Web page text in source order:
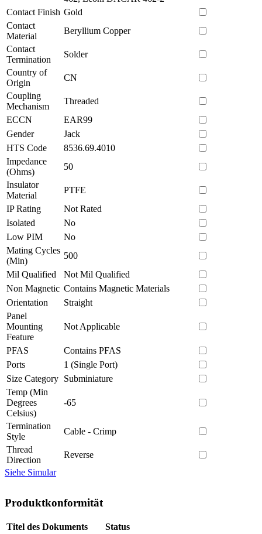
Contact Finish Gold
Contact
Material
Beryllium Copper
Contact
Termination
Solder
Country of
Origin
CN
Coupling
Mechanism
Threaded
ECCN
EAR99
Gender
Jack
HTS Code
8536.69.4010
Impedance
(Ohms)
50
Insulator
Material
PTFE
IP Rating
Not Rated
Isolated
No
Low PIM
No
Mating Cycles
(Min)
500
Mil Qualified
Not Mil Qualified
Non Magnetic Contains Magnetic Materials
Orientation
Straight
Panel
Mounting
Feature
Not Applicable
PFAS
Contains PFAS
Ports
1 (Single Port)
Size Category Subminiature
Temp (Min
Degrees
Celsius)
-65
Termination
Style
Cable - Crimp
Thread
Direction
Reverse
Siehe Simular
Produktkonformität
Titel des Dokuments Status